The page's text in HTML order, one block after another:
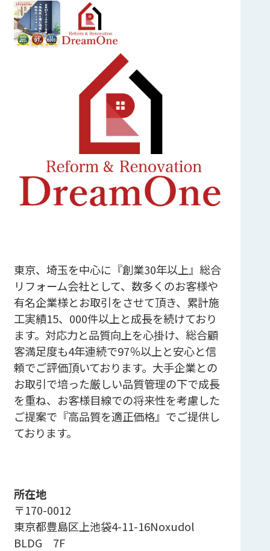
東京、埼玉を中心に『創業30年以上』総合
リフォーム会社として、数多くのお客様や
有名企業様とお取引をさせて頂き、累計施
工実績15、000件以上と成長を続けており
ます。対応力と品質向上を心掛け、総合顧
客満足度も4年連続で97％以上と安心と信
頼でご評価頂いております。大手企業との
お取引で培った厳しい品質管理の下で成長
を重ね、お客様目線での将来性を考慮した
ご提案で『高品質を適正価格』でご提供し
ております。
所在地
〒170-0012
東京都豊島区上池袋4-11-16Noxudol
BLDG 7F